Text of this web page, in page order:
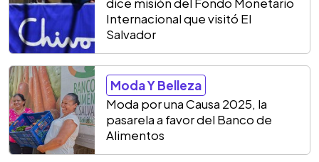
Internacional que visitó El
Salvador
Moda Y Belleza
Moda por una Causa 2025, la
pasarela a favor del Banco de
Alimentos